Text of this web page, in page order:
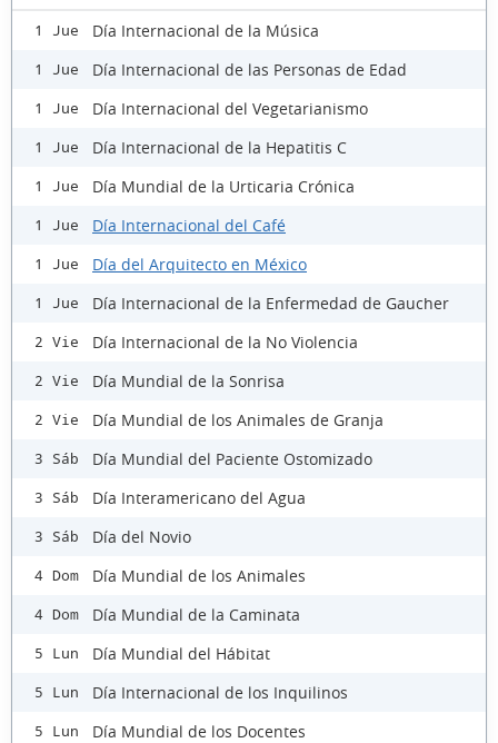
1 Jue Día Internacional de la Música
1 Jue Día Internacional de las Personas de Edad
1 Jue Día Internacional del Vegetarianismo
1 Jue Día Internacional de la Hepatitis C
1 Jue Día Mundial de la Urticaria Crónica
1 Jue Día Internacional del Café
1 Jue Día del Arquitecto en México
1 Jue Día Internacional de la Enfermedad de Gaucher
2 Vie Día Internacional de la No Violencia
2 Vie Día Mundial de la Sonrisa
2 Vie Día Mundial de los Animales de Granja
3 Sáb Día Mundial del Paciente Ostomizado
3 Sáb Día Interamericano del Agua
3 Sáb Día del Novio
4 Dom Día Mundial de los Animales
4 Dom Día Mundial de la Caminata
5 Lun Día Mundial del Hábitat
5 Lun Día Internacional de los Inquilinos
5 Lun Día Mundial de los Docentes